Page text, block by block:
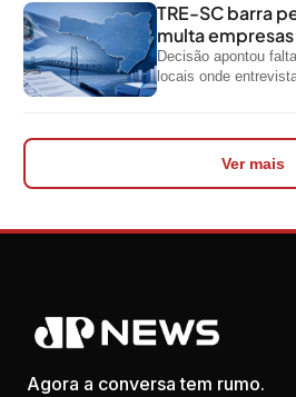
TRE-SC barra
multa
Decisão apontou
locais onde
Ver mais
Agora a conversa tem rumo.